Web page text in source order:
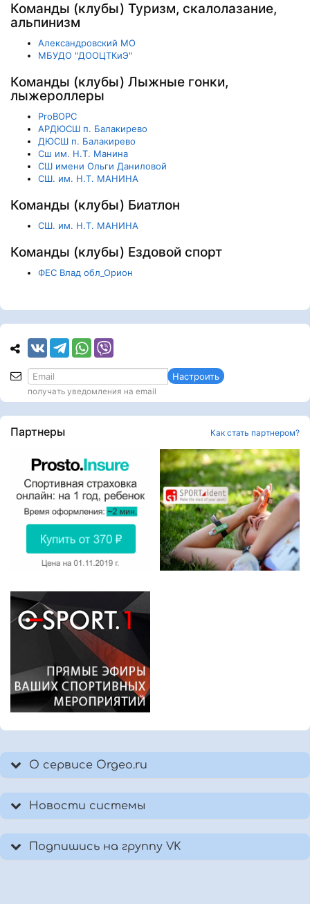
Команды (клубы) Туризм, скалолазание,
альпинизм
Александровский МО
МБУДО "ДООЦТКиЭ"
Команды (клубы) Лыжные гонки,
лыжероллеры
ProВОРС
АРДЮСШ п. Балакирево
ДЮСШ п. Балакирево
Сш им. Н.Т. Манина
СШ имени Ольги Даниловой
СШ. им. Н.Т. МАНИНА
Команды (клубы) Биатлон
СШ. им. Н.Т. МАНИНА
Команды (клубы) Ездовой спорт
ФЕС Влад обл_Орион
Настроить
получать уведомления на email
Партнеры Как стать партнером?
О сервисе Orgeo.ru
Новости системы
Подпишись на группу VK